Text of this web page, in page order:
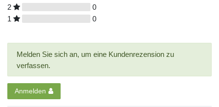
2
0
1
0
Melden Sie sich an, um eine Kundenrezension zu
verfassen.
Anmelden